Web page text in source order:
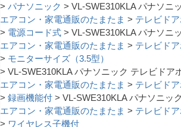
パナソニック
VL-SWE310KLA パナソニ
エアコン・家電通販のたまたま
テレビド
電源コード式
VL-SWE310KLA パナソニ
エアコン・家電通販のたまたま
テレビド
モニターサイズ（3.5型）
VL-SWE310KLA パナソニック テレビドア
エアコン・家電通販のたまたま
テレビド
録画機能付
VL-SWE310KLA パナソニッ
エアコン・家電通販のたまたま
テレビド
ワイヤレス子機付